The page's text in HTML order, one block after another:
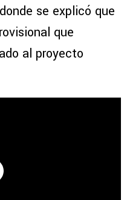
se explicó que
que
al proyecto